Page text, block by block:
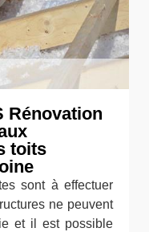
Rénovation
toits
sont à effectuer
ne peuvent
et il est possible